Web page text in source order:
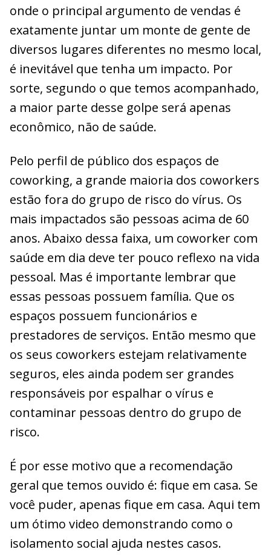
onde o principal argumento de vendas é
exatamente juntar um monte de gente de
diversos lugares diferentes no mesmo local,
é inevitável que tenha um impacto. Por
sorte, segundo o que temos acompanhado,
a maior parte desse golpe será apenas
econômico, não de saúde.
Pelo perfil de público dos espaços de
coworking, a grande maioria dos coworkers
estão fora do grupo de risco do vírus. Os
mais impactados são pessoas acima de 60
anos. Abaixo dessa faixa, um coworker com
saúde em dia deve ter pouco reflexo na vida
pessoal. Mas é importante lembrar que
essas pessoas possuem família. Que os
espaços possuem funcionários e
prestadores de serviços. Então mesmo que
os seus coworkers estejam relativamente
seguros, eles ainda podem ser grandes
responsáveis por espalhar o vírus e
contaminar pessoas dentro do grupo de
risco.
É por esse motivo que a recomendação
geral que temos ouvido é: fique em casa. Se
você puder, apenas fique em casa. Aqui tem
um ótimo video demonstrando como o
isolamento social ajuda nestes casos.